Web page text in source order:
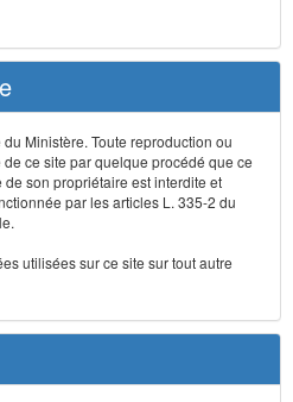
Ministère. Toute reproduction ou
ce site par quelque procédé que ce
de son propriétaire est interdite et
par les articles L. 335-2 du
utilisées sur ce site sur tout autre